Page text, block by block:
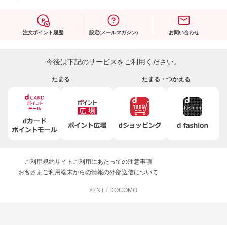
注文ポイント履歴 設定(メールマガジン) お問い合わせ
今後は下記のサービスをご利用ください。
たまる たまる・つかえる
ご利用規約サイトご利用にあたっての注意事項
お客さまご利用端末からの情報の外部送信について
© NTT DOCOMO